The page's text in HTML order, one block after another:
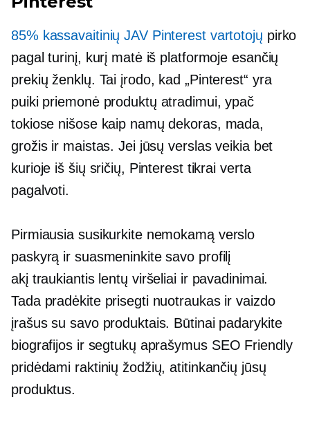
85% kassavaitinių JAV Pinterest vartotojų pirko
pagal turinį, kurį matė iš platformoje esančių
prekių ženklų. Tai įrodo, kad „Pinterest“ yra
puiki priemonė produktų atradimui, ypač
tokiose nišose kaip namų dekoras, mada,
grožis ir maistas. Jei jūsų verslas veikia bet
kurioje iš šių sričių, Pinterest tikrai verta
pagalvoti.
Pirmiausia susikurkite nemokamą verslo
paskyrą ir suasmeninkite savo profilį
akį traukiantislentų viršeliai ir pavadinimai.
Tada pradėkite prisegti nuotraukas ir vaizdo
įrašus su savo produktais. Būtinai padarykite
biografijos ir segtukų aprašymus SEO Friendly
pridėdami raktinių žodžių, atitinkančių jūsų
produktus.